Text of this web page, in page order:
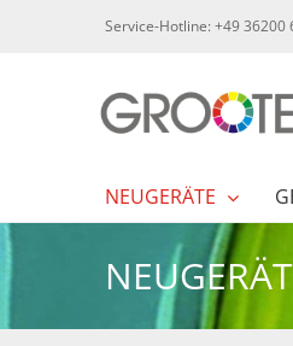
Service-Hotline: +49 36200
NEUGERÄTE